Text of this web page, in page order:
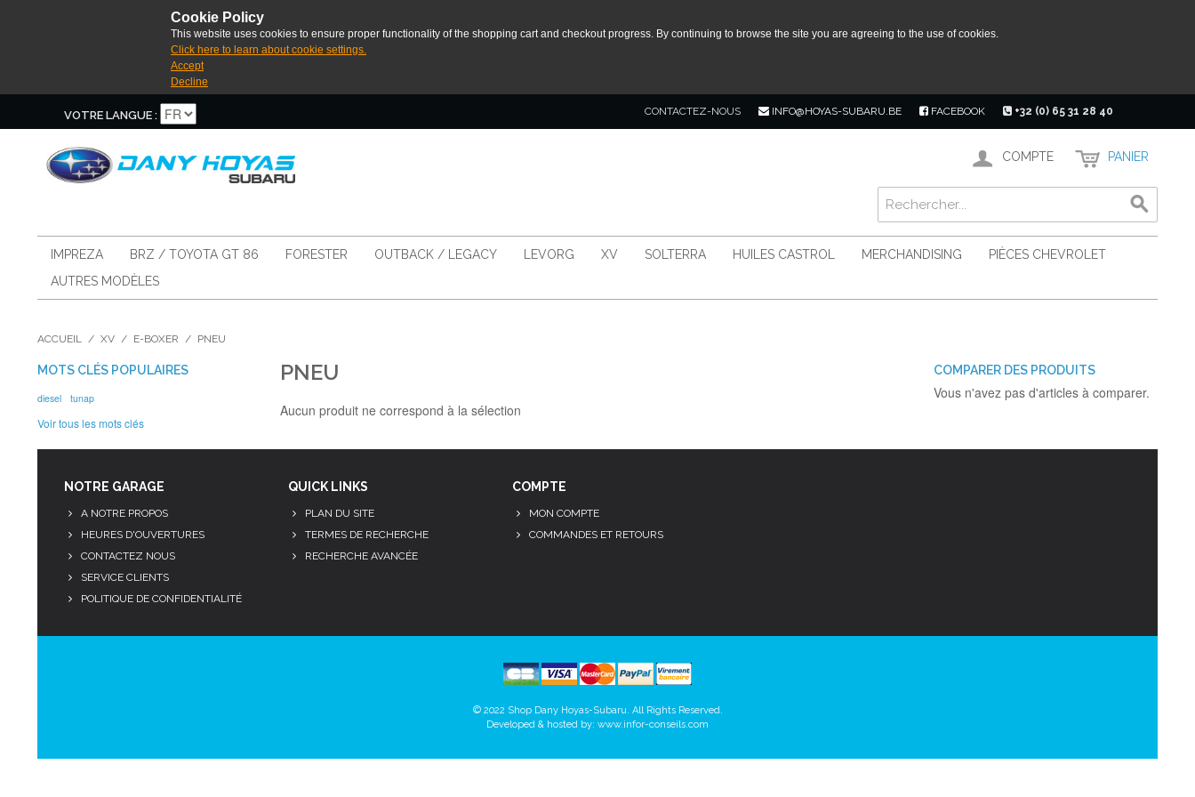
Cookie Policy
This website uses cookies to ensure proper functionality of the shopping cart and checkout progress. By continuing to browse the site you are agreeing to the use of cookies.
Click here to learn about cookie settings.
Accept
Decline
VOTRE LANGUE : CONTACTEZ-NOUS INFO@HOYAS-SUBARU.BE FACEBOOK +32 (0) 65 31 28 40
COMPTE PANIER
IMPREZA BRZ / TOYOTA GT 86 FORESTER OUTBACK / LEGACY LEVORG XV SOLTERRA HUILES CASTROL MERCHANDISING
PIÈCES CHEVROLET
AUTRES MODÈLES
ACCUEIL / XV / E-BOXER / PNEU
PNEU
Aucun produit ne correspond à la sélection
MOTS CLÉS POPULAIRES
diesel tunap
Voir tous les mots clés
COMPARER DES PRODUITS
Vous n'avez pas d'articles à comparer.
NOTRE GARAGE
A NOTRE PROPOS
HEURES D'OUVERTURES
CONTACTEZ NOUS
SERVICE CLIENTS
POLITIQUE DE CONFIDENTIALITÉ
QUICK LINKS
PLAN DU SITE
TERMES DE RECHERCHE
RECHERCHE AVANCÉE
COMPTE
MON COMPTE
COMMANDES ET RETOURS
© 2022 Shop Dany Hoyas-Subaru. All Rights Reserved.
Developed & hosted by: www.infor-conseils.com